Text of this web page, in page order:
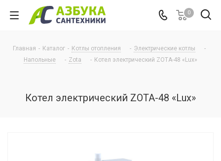
0
Главная - Каталог - Котлы отопления - Электрические котлы
-
Напольные
- Zota - Котел электрический ZOTA-48 «Lux»
Котел электрический ZOTA-48 «Lux»